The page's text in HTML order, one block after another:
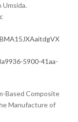
Umsida.
5900-41aa-
Based Composite
Manufacture of